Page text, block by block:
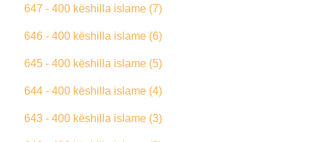
647 - 400 këshilla islame (7)
646 - 400 këshilla islame (6)
645 - 400 këshilla islame (5)
644 - 400 këshilla islame (4)
643 - 400 këshilla islame (3)